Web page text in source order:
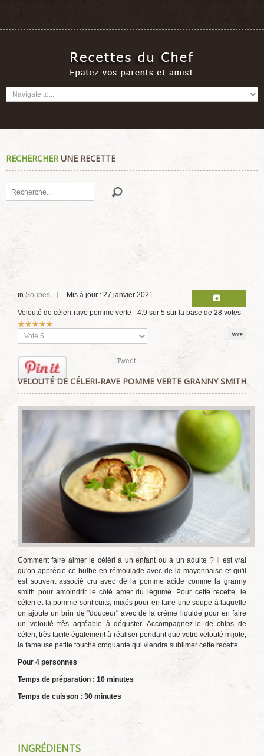
RECHERCHERUNE RECETTE
Rechercher
in Soupes Mis à jour : 27 janvier 2021
Velouté de céleri-rave pomme verte - 4.9 sur 5 sur la base de 28 votes
Vote
utilisateur:
Veuillez
voter
Tweet
VELOUTÉ DE CÉLERI-RAVE POMME VERTE GRANNY SMITH
Comment faire aimer le céléri à un enfant ou à un adulte ? Il est vrai
qu'on apprécie ce bulbe en rémoulade avec de la mayonnaise et qu'il
est souvent associé cru avec de la pomme acide comme la granny
smith pour amoindrir le côté amer du légume. Pour cette recette, le
céleri et la pomme sont cuits, mixés pour en faire une soupe à laquelle
on ajoute un brin de "douceur" avec de la crème liquide pour en faire
un velouté très agréable à déguster. Accompagnez-le de chips de
céleri, très facile également à réaliser pendant que votre velouté mijote,
la fameuse petite touche croquante qui viendra sublimer cette recette.
Pour 4 personnes
Temps de préparation : 10 minutes
Temps de cuisson : 30 minutes
INGRÉDIENTS